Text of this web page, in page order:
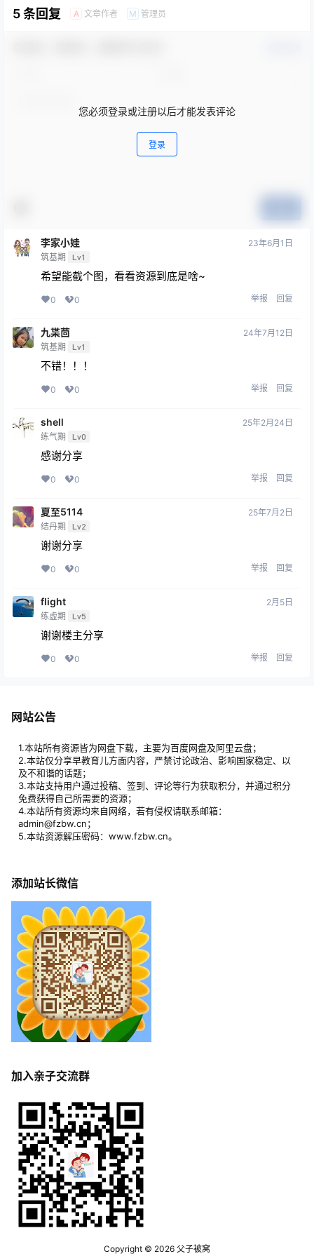
5 条回复 A 文章作者 M 管理员
您必须登录或注册以后才能发表评论
登录
李家小娃
筑基期 Lv1
23年6月1日
希望能截个图，看看资源到底是啥~
0 0 举报 回复
九枼茴
筑基期 Lv1
24年7月12日
不错！！！
0 0 举报 回复
shell
练气期 Lv0
25年2月24日
感谢分享
0 0 举报 回复
夏至5114
结丹期 Lv2
25年7月2日
谢谢分享
0 0 举报 回复
flight
练虚期 Lv5
2月5日
谢谢楼主分享
0 0 举报 回复
网站公告
1.本站所有资源皆为网盘下载，主要为百度网盘及阿里云盘；
2.本站仅分享早教育儿方面内容，严禁讨论政治、影响国家稳定、以
及不和谐的话题；
3.本站支持用户通过投稿、签到、评论等行为获取积分，并通过积分
免费获得自己所需要的资源；
4.本站所有资源均来自网络，若有侵权请联系邮箱：
admin@fzbw.cn；
5.本站资源解压密码：www.fzbw.cn。
添加站长微信
加入亲子交流群
Copyright © 2026 父子被窝